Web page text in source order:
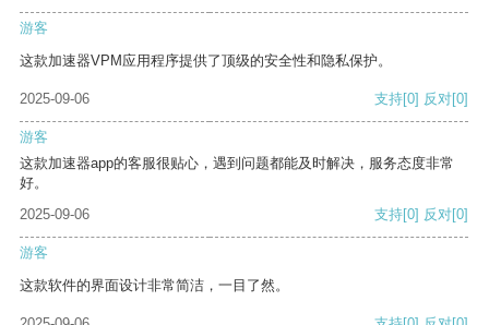
游客
这款加速器VPM应用程序提供了顶级的安全性和隐私保护。
2025-09-06 支持[0] 反对[0]
游客
这款加速器app的客服很贴心，遇到问题都能及时解决，服务态度非常
好。
2025-09-06
支持[0] 反对[0]
游客
这款软件的界面设计非常简洁，一目了然。